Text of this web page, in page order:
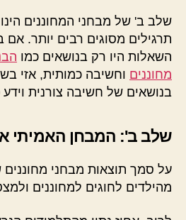
שלב ב' של מבחני המחוננים
תרגילים מסוגים רבים יותר.
השאלות היו רק בנושאים כמו
מחוננים וחשיבה כמותית, אזי
בנושאים של חשיבה צורנית וידע
שלב ב': המבחן האמיתי
על סמך תוצאות מבחני
מהילדים לחוגים למחוננים